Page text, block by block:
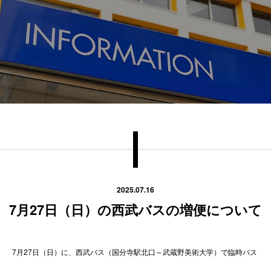
2025.07.16
7月27日（日）の西武バスの増便について
7月27日（日）に、西武バス（国分寺駅北口～武蔵野美術大学）で臨時バス